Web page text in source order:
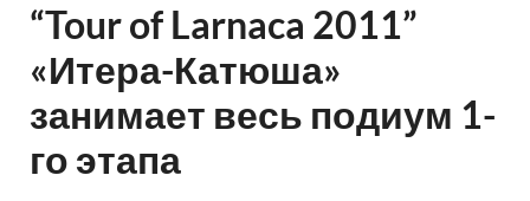
“Tour of Larnaca 2011”
«Итера-Катюша»
занимает весь подиум 1-
го этапа